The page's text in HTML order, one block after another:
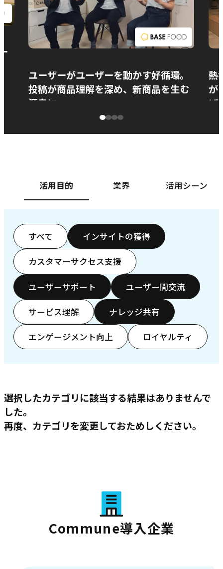
ユーザーがユーザーを動かす好循環。
投稿が商品理解を深め、新商品を生む
源泉に
熱
が
ぱ
活用目的 業界 活用シーン
すべて インサイトの獲得
カスタマーサクセス支援
ユーザーサポート ユーザー間交流
サービス理解 ナレッジ共有
エンゲージメント向上 ロイヤルティ
選択したカテゴリに該当する結果はありませんで
した。
再度、カテゴリを変更しておためしください。
Commune導入企業